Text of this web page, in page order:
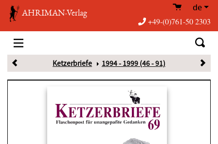
AHRIMAN-Verlag de
+49-(0)761-50 2303
Ketzerbriefe 1994 - 1999 (46 - 91)